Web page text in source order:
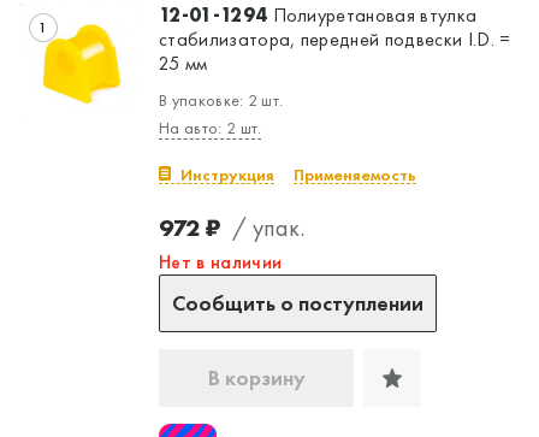
1 12-01-1294 Полиуретановая втулка
стабилизатора, передней подвески I.D. =
25 мм
В упаковке: 2 шт.
На авто: 2 шт.
Инструкция Применяемость
972 ₽ / упак.
Нет в наличии
Сообщить о поступлении
В корзину